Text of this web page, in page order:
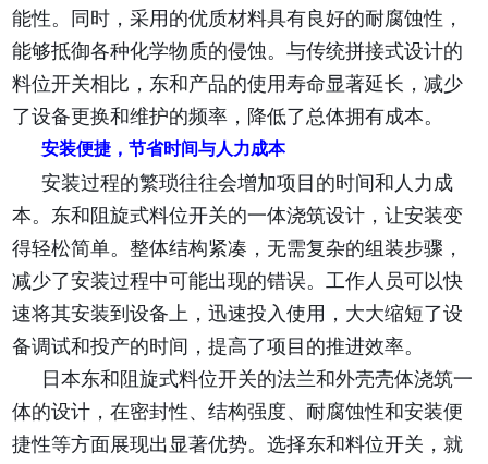
能性。同时，采用的优质材料具有良好的耐腐蚀性，
能够抵御各种化学物质的侵蚀。与传统拼接式设计的
料位开关相比，东和产品的使用寿命显著延长，减少
了设备更换和维护的频率，降低了总体拥有成本。
安装便捷，节省时间与人力成本
安装过程的繁琐往往会增加项目的时间和人力成
本。东和阻旋式料位开关的一体浇筑设计，让安装变
得轻松简单。整体结构紧凑，无需复杂的组装步骤，
减少了安装过程中可能出现的错误。工作人员可以快
速将其安装到设备上，迅速投入使用，大大缩短了设
备调试和投产的时间，提高了项目的推进效率。
日本东和阻旋式料位开关的法兰和外壳壳体浇筑一
体的设计，在密封性、结构强度、耐腐蚀性和安装便
捷性等方面展现出显著优势。选择东和料位开关，就